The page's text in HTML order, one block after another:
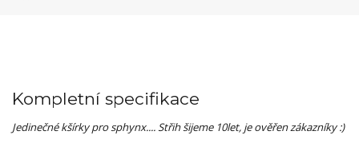
Kompletní specifikace
Jedinečné kšírky pro sphynx.... Střih šijeme 10let, je ověřen zákazníky :)